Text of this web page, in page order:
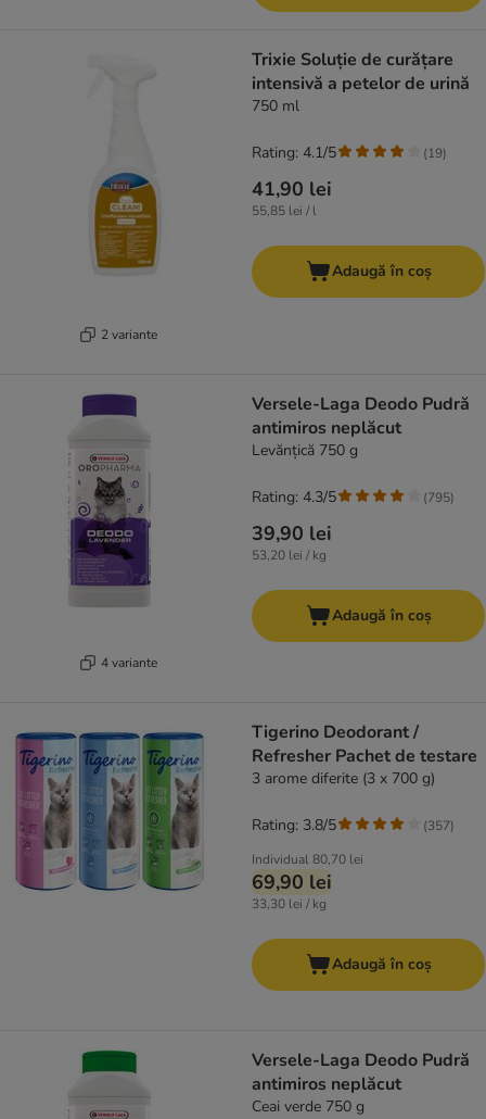
2 variante
Trixie Soluție de curățare
intensivă a petelor de urină
750 ml
41,90 lei
55,85 lei / l
Rating: 4.1/5 (19)
Adaugă în coș
4 variante
Versele-Laga Deodo Pudră
antimiros neplăcut
Levănțică 750 g
39,90 lei
53,20 lei / kg
Rating: 4.3/5 (795)
Adaugă în coș
Tigerino Deodorant /
Refresher Pachet de testare
3 arome diferite (3 x 700 g)
Individual80,70 lei
69,90 lei
33,30 lei / kg
Rating: 3.8/5 (357)
Adaugă în coș
Versele-Laga Deodo Pudră
antimiros neplăcut
Ceai verde 750 g